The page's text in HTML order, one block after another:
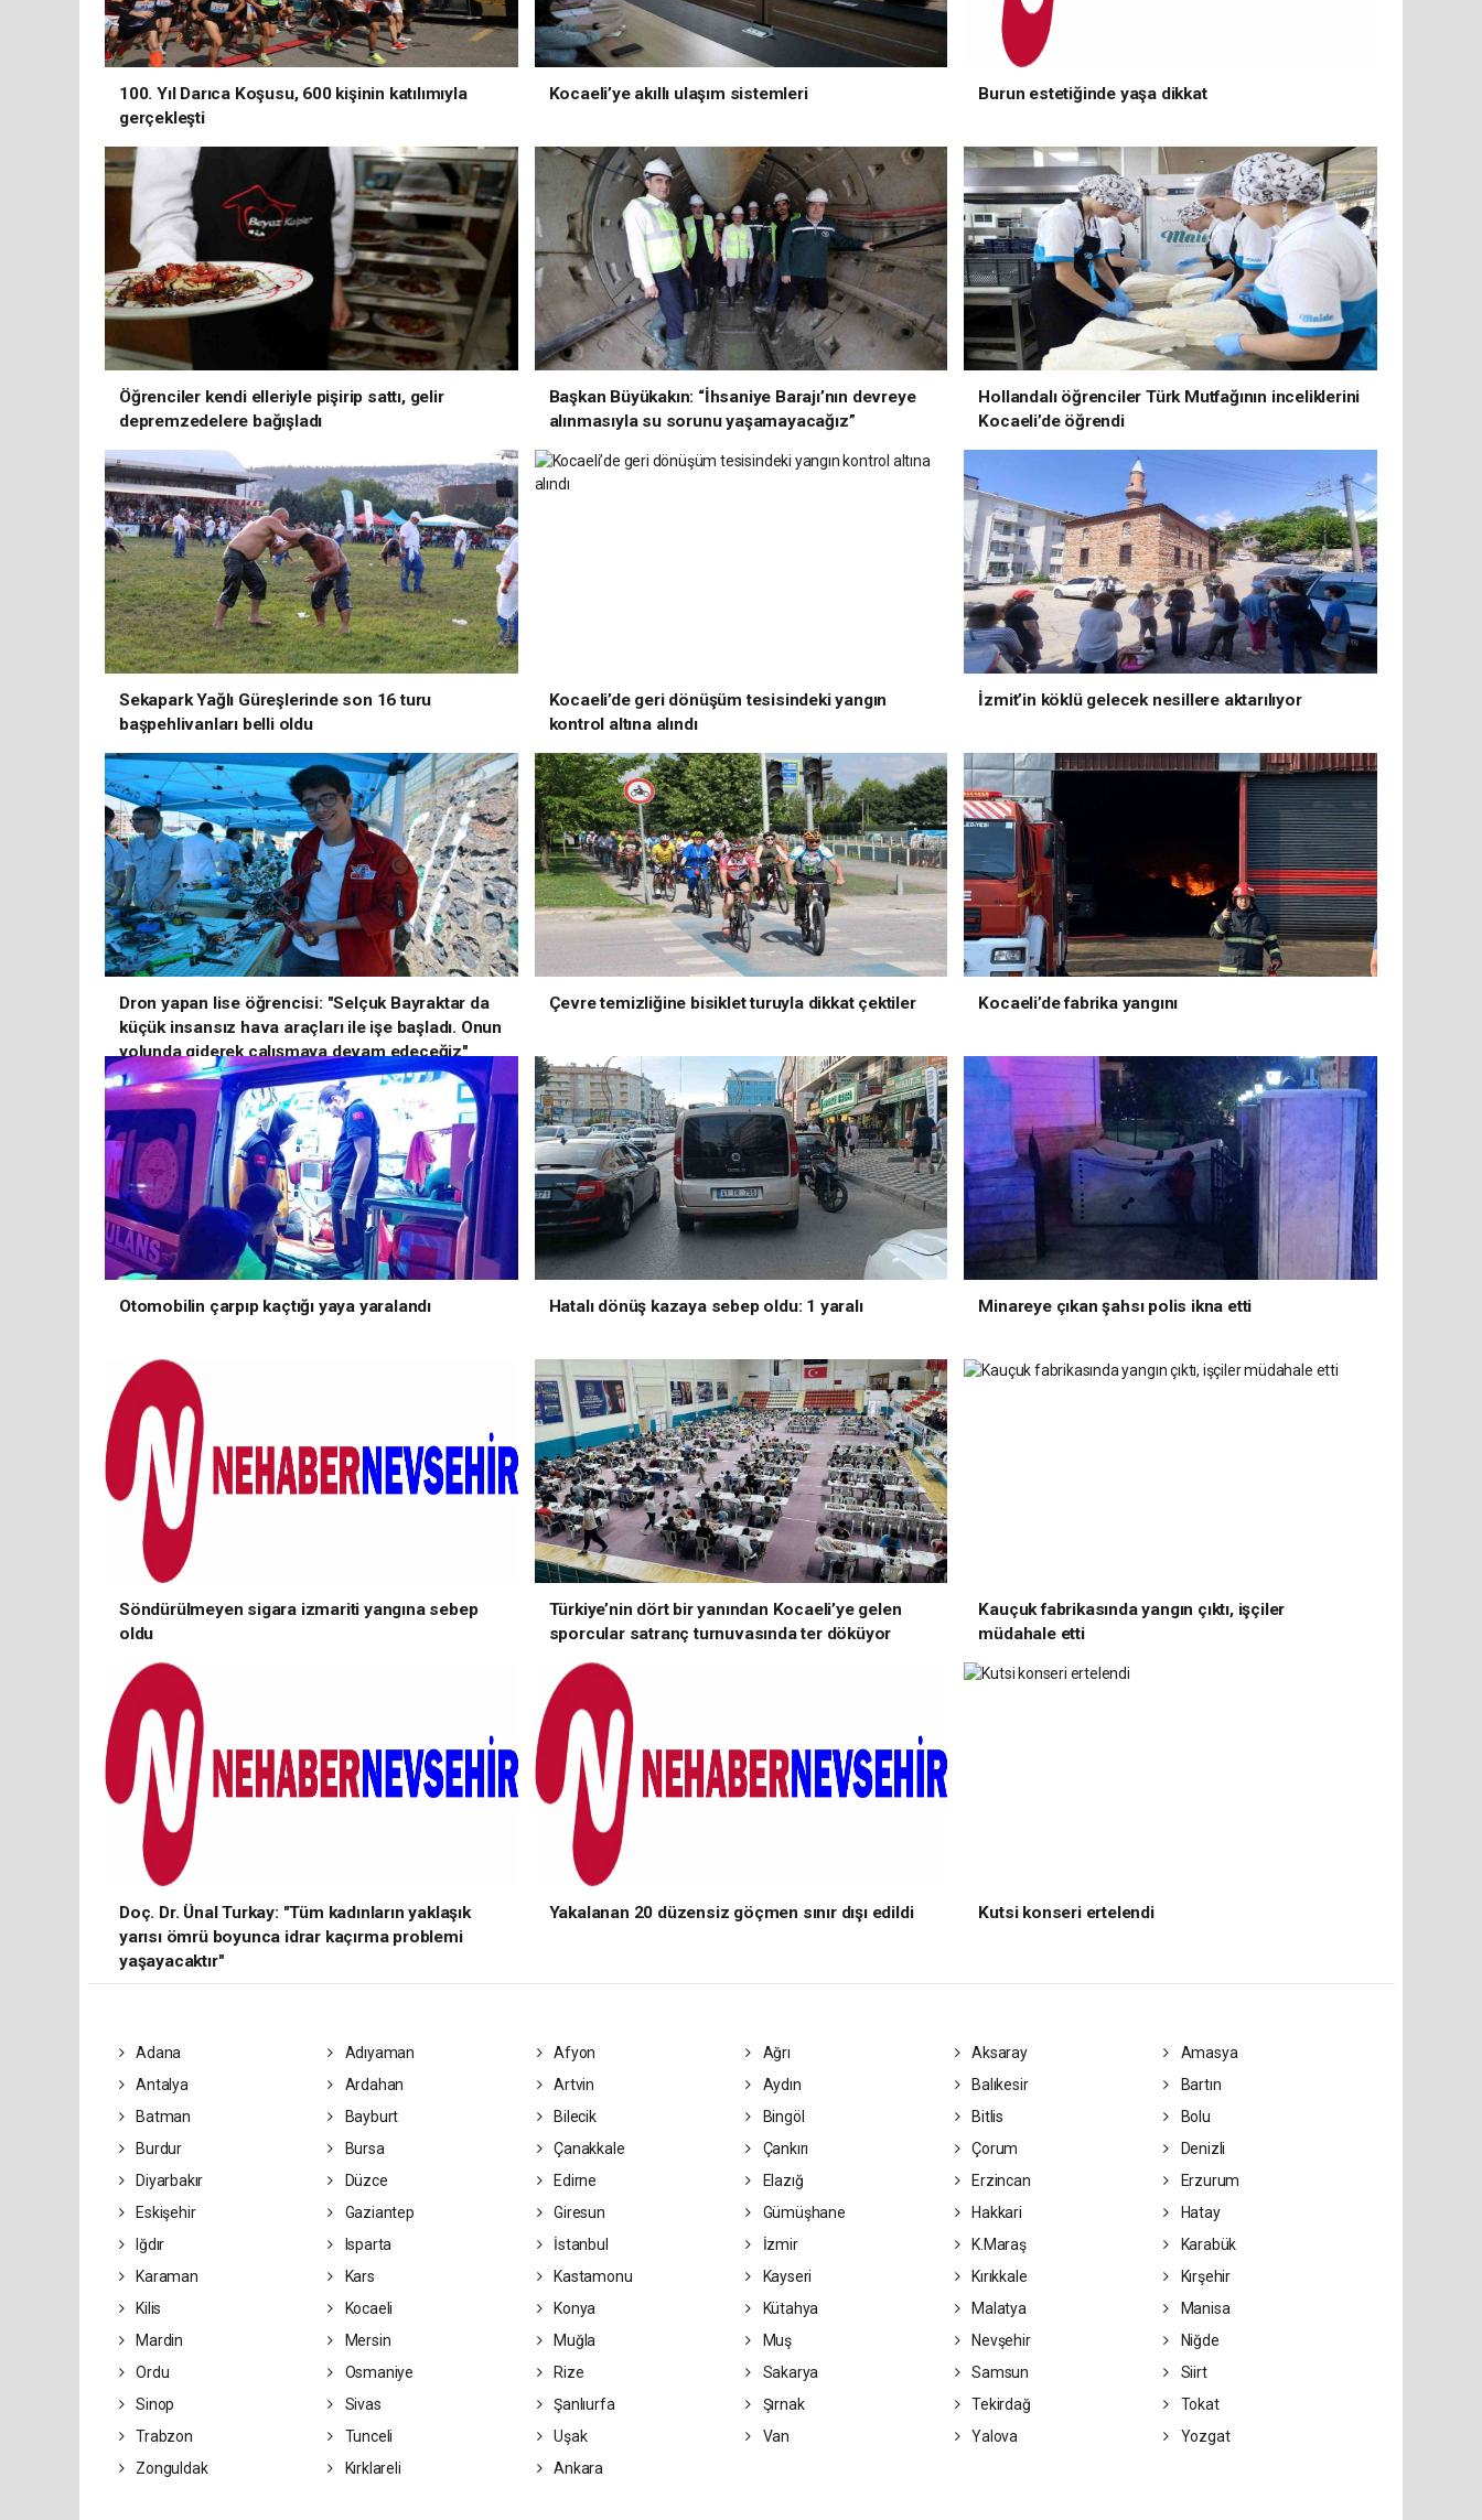
100. Yıl Darıca Koşusu, 600 kişinin katılımıyla
gerçekleşti
Kocaeli’ye akıllı ulaşım sistemleri Burun estetiğinde yaşa dikkat
Öğrenciler kendi elleriyle pişirip sattı, gelir
depremzedelere bağışladı
Başkan Büyükakın: “İhsaniye Barajı’nın devreye
alınmasıyla su sorunu yaşamayacağız”
Hollandalı öğrenciler Türk Mutfağının inceliklerini
Kocaeli’de öğrendi
Sekapark Yağlı Güreşlerinde son 16 turu
başpehlivanları belli oldu
Kocaeli’de geri dönüşüm tesisindeki yangın
kontrol altına alındı
İzmit’in köklü gelecek nesillere aktarılıyor
Dron yapan lise öğrencisi: "Selçuk Bayraktar da
küçük insansız hava araçları ile işe başladı. Onun
yolunda giderek çalışmaya devam edeceğiz"
Çevre temizliğine bisiklet turuyla dikkat çektiler Kocaeli’de fabrika yangını
Otomobilin çarpıp kaçtığı yaya yaralandı Hatalı dönüş kazaya sebep oldu: 1 yaralı Minareye çıkan şahsı polis ikna etti
Söndürülmeyen sigara izmariti yangına sebep
oldu
Türkiye’nin dört bir yanından Kocaeli’ye gelen
sporcular satranç turnuvasında ter döküyor
Kauçuk fabrikasında yangın çıktı, işçiler
müdahale etti
Doç. Dr. Ünal Turkay: "Tüm kadınların yaklaşık
yarısı ömrü boyunca idrar kaçırma problemi
yaşayacaktır"
Yakalanan 20 düzensiz göçmen sınır dışı edildi Kutsi konseri ertelendi
Adana Adıyaman Afyon Ağrı Aksaray
Amasya
Antalya
Ardahan Artvin Aydın Balıkesir
Bartın
Batman
Bayburt Bilecik Bingöl Bitlis
Bolu
Burdur
Bursa Çanakkale Çankırı Çorum
Denizli
Diyarbakır
Düzce Edirne Elazığ Erzincan
Erzurum
Eskişehir
Gaziantep Giresun Gümüşhane Hakkari
Hatay
Iğdır
Isparta İstanbul İzmir K.Maraş
Karabük
Karaman
Kars Kastamonu Kayseri Kırıkkale
Kırşehir
Kilis
Kocaeli Konya Kütahya Malatya
Manisa
Mardin
Mersin Muğla Muş Nevşehir
Niğde
Ordu
Osmaniye Rize Sakarya Samsun
Siirt
Sinop
Sivas Şanlıurfa Şırnak Tekirdağ
Tokat
Trabzon
Tunceli Uşak Van Yalova
Yozgat
Zonguldak
Kırklareli Ankara